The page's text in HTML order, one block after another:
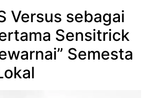
Versus sebagai
Sensitrick
Semesta